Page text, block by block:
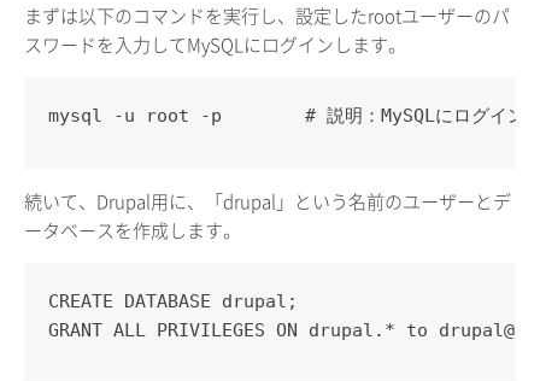
まずは以下のコマンドを実行し、設定したrootユーザーのパ
スワードを入力してMySQLにログインします。
mysql -u root -p　　　　 # 説明：MySQLにログイン
続いて、Drupal用に、「drupal」という名前のユーザーとデ
ータベースを作成します。
CREATE DATABASE drupal;
GRANT ALL PRIVILEGES ON drupal.* to